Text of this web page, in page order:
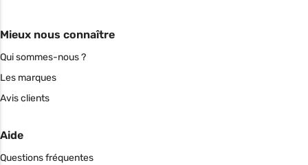
Mieux nous connaître
Qui sommes-nous ?
Les marques
Avis clients
Aide
Questions fréquentes